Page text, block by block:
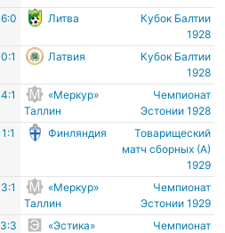
6:0 Литва
Кубок Балтии
1928
0:1 Латвия
Кубок Балтии
1928
4:1
«Меркур»
Таллин
Чемпионат
Эстонии 1928
1:1 Финляндия
Товарищеский
матч сборных (А)
1929
3:1
«Меркур»
Таллин
Чемпионат
Эстонии 1929
3:3
«Эстика»
Чемпионат